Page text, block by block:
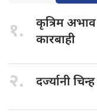
१. कृत्रिम अभाव
कारबाही
२. दर्ज्यानी चिन्ह